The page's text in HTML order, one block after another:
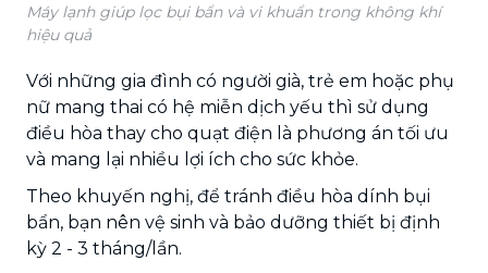
Máy lạnh giúp lọc bụi bẩn và vi khuẩn trong không khí
hiệu quả
Với những gia đình có người già, trẻ em hoặc phụ
nữ mang thai có hệ miễn dịch yếu thì sử dụng
điều hòa thay cho quạt điện là phương án tối ưu
và mang lại nhiều lợi ích cho sức khỏe.
Theo khuyến nghị, để tránh điều hòa dính bụi
bẩn, bạn nên vệ sinh và bảo dưỡng thiết bị định
kỳ 2 - 3 tháng/lần.